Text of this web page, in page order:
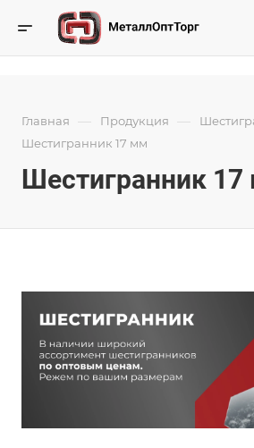
Главная — Продукция —
Шестигранник 17 мм
Шестигранник